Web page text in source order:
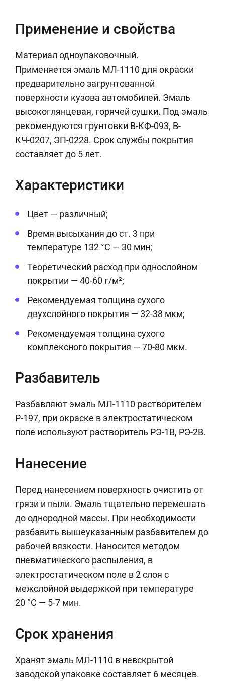
Применение и свойства
Материал одноупаковочный.
Применяется эмаль МЛ-1110 для окраски
предварительно загрунтованной
поверхности кузова автомобилей. Эмаль
высокоглянцевая, горячей сушки. Под эмаль
рекомендуются грунтовки В-КФ-093, В-
КЧ-0207, ЭП-0228. Срок службы покрытия
составляет до 5 лет.
Характеристики
Цвет — различный;
Время высыхания до ст. 3 при
температуре 132 °С — 30 мин;
Теоретический расход при однослойном
покрытии — 40-60 г/м²;
Рекомендуемая толщина сухого
двухслойного покрытия — 32-38 мкм;
Рекомендуемая толщина сухого
комплексного покрытия — 70-80 мкм.
Разбавитель
Разбавляют эмаль МЛ-1110 растворителем
Р-197, при окраске в электростатическом
поле используют растворитель РЭ-1В, РЭ-2В.
Нанесение
Перед нанесением поверхность очистить от
грязи и пыли. Эмаль тщательно перемешать
до однородной массы. При необходимости
разбавить вышеуказанным разбавителем до
рабочей вязкости. Наносится методом
пневматического распыления, в
электростатическом поле в 2 слоя с
межслойной выдержкой при температуре
20 °С — 5-7 мин.
Срок хранения
Хранят эмаль МЛ-1110 в невскрытой
заводской упаковке составляет 6 месяцев.